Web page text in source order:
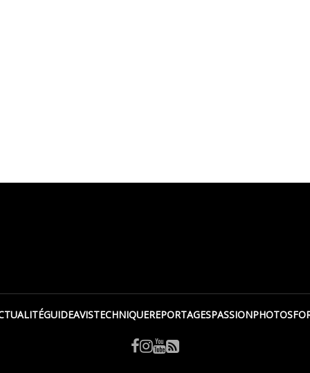
GUIDEAVISTECHNIQUEREPORTAGESPASSIONPHOTOS